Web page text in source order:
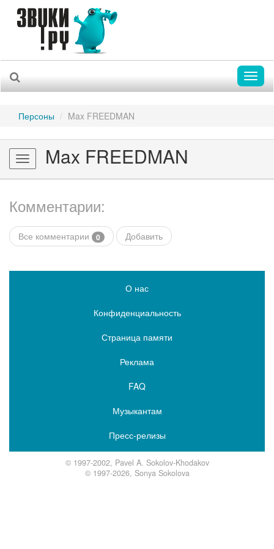
Персоны Max FREEDMAN
Toggle
navigation
Max FREEDMAN
Комментарии:
Все комментарии 0 Добавить
О нас
Конфиденциальность
Страница памяти
Реклама
FAQ
Музыкантам
Пресс-релизы
© 1997-2002, Pavel A. Sokolov-Khodakov
© 1997-2026, Sonya Sokolova